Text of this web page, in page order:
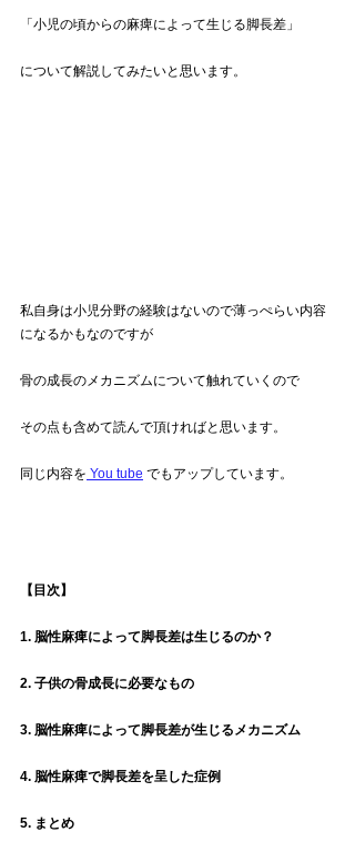
「小児の頃からの麻痺によって生じる脚長差」
について解説してみたいと思います。
私自身は小児分野の経験はないので薄っぺらい内容
になるかもなのですが
骨の成長のメカニズムについて触れていくので
その点も含めて読んで頂ければと思います。
同じ内容を You tube でもアップしています。
【目次】
1. 脳性麻痺によって脚長差は生じるのか？
2. 子供の骨成長に必要なもの
3. 脳性麻痺によって脚長差が生じるメカニズム
4. 脳性麻痺で脚長差を呈した症例
5. まとめ